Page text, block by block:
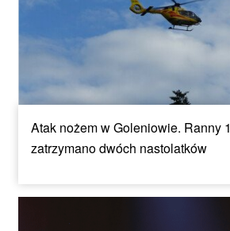
Atak nożem w Goleniowie. Ranny
zatrzymano dwóch nastolatków